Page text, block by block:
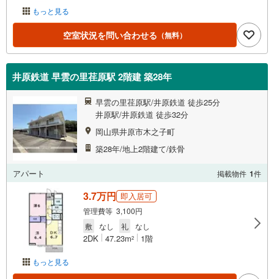
もっと見る
空室状況を問い合わせる （無料）
井原鉄道 早雲の里荏原駅 2階建 築28年
早雲の里荏原駅/井原鉄道 徒歩25分
井原駅/井原鉄道 徒歩32分
岡山県井原市木之子町
築28年/地上2階建て/鉄骨
アパート 掲載物件 1件
もっと見る
3.7万円 即入居可
管理費等 3,100円
敷
なし 礼 なし
2DK 47.23m2 1階